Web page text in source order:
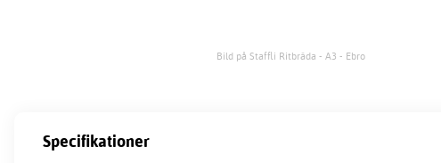
Bild på Staffli Ritbräda - A3 - Ebro
Specifikationer